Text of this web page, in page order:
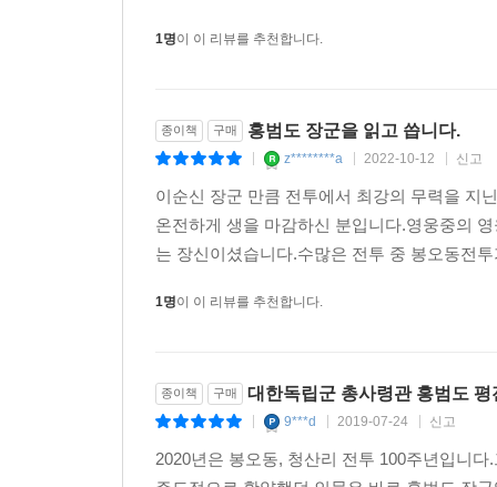
1명이 이 리뷰를 추천합니다.
종이책 구매 홍범도 장군을 읽고 씁니다.
z********a 2022-10-12 신고
이순신 장군 만큼 전투에서 최강의 무력을 지
온전하게 생을 마감하신 분입니다.영웅중의
는 장신이셨습니다.수많은 전투 중 봉오동전
1명이 이 리뷰를 추천합니다.
종이책 구매 대한독립군 총사령관 홍범도 평
9***d 2019-07-24 신고
2020년은 봉오동, 청산리 전투 100주년입니